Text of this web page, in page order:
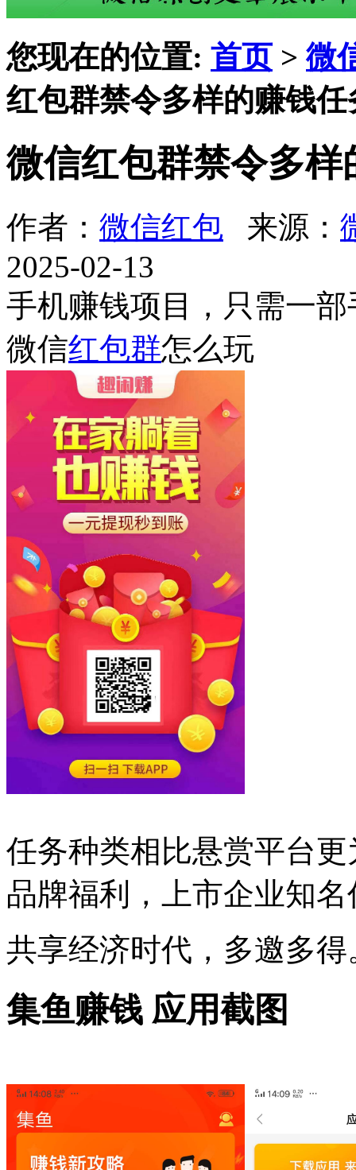
您现在的位置: 首页 >微
红包群禁令多样的赚钱
微信红包群禁令多
作者： 微信红包 来源：
2025-02-13
手机赚钱项目，只需一
微信红包群怎么玩
任务种类相比悬赏平台
品牌福利，上市企业知
共享经济时代，多邀多得
集鱼赚钱 应用截图